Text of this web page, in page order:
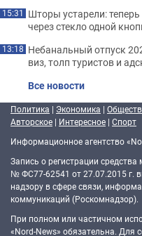
15:31 Шторы устарели:
через стекло одной
13:18 Небанальный отпуск
виз, толп туристов и
Все новости
Политика | Экономика |
Авторское | Интересное | Спорт
Информационное агентство
Запись о регистрации
№ ФС77-62541 от 27.07.2015 г.
надзору в сфере связи,
коммуникаций (Роскомнадзор).
При полном или частичном
«Nord-News» обязательна. Для